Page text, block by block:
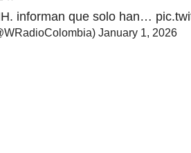
informan que solo han…
January 1, 2026